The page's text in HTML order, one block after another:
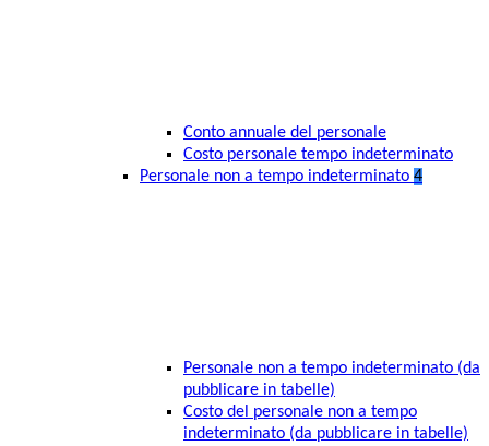
Conto annuale del personale
Costo personale tempo indeterminato
Personale non a tempo indeterminato 4
Personale non a tempo indeterminato (da
pubblicare in tabelle)
Costo del personale non a tempo
indeterminato (da pubblicare in tabelle)